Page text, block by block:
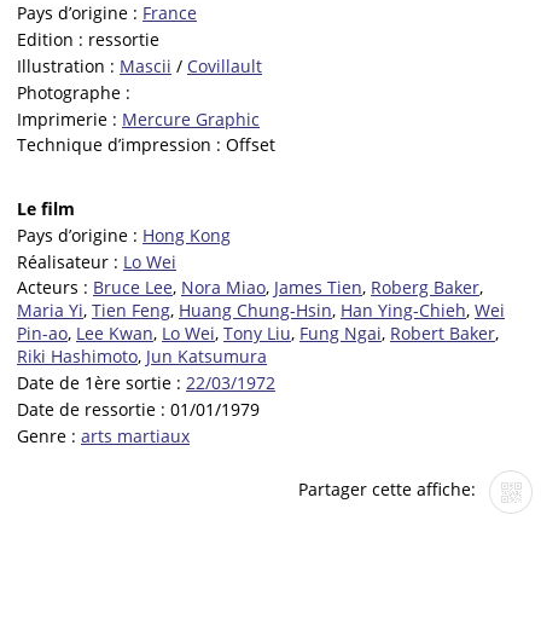
Pays d’origine : France
Edition : ressortie
Illustration : Mascii / Covillault
Photographe :
Imprimerie : Mercure Graphic
Technique d’impression : Offset
Le film
Pays d’origine : Hong Kong
Réalisateur : Lo Wei
Acteurs : Bruce Lee, Nora Miao, James Tien, Roberg Baker,
Maria Yi, Tien Feng, Huang Chung-Hsin, Han Ying-Chieh, Wei
Pin-ao, Lee Kwan, Lo Wei, Tony Liu, Fung Ngai, Robert Baker,
Riki Hashimoto, Jun Katsumura
Date de 1ère sortie : 22/03/1972
Date de ressortie : 01/01/1979
Genre : arts martiaux
Partager cette affiche: